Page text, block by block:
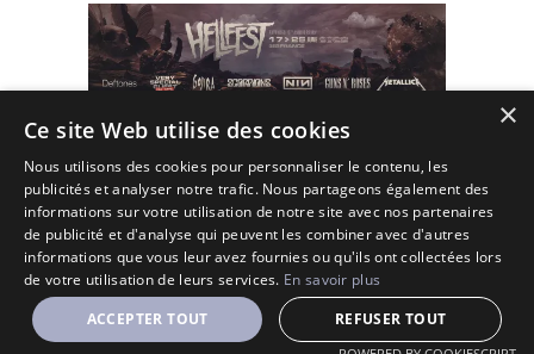
(C) 2010 - 2026 - All Rights Reserved.
Designé et Customisé par Seraf' sur une base de Solopine
×
Ce site Web utilise des cookies
Nous utilisons des cookies pour personnaliser le contenu, les
publicités et analyser notre trafic. Nous partageons également des
informations sur votre utilisation de notre site avec nos partenaires
de publicité et d'analyse qui peuvent les combiner avec d'autres
informations que vous leur avez fournies ou qu'ils ont collectées lors
de votre utilisation de leurs services. En savoir plus
ACCEPTER TOUT
REFUSER TOUT